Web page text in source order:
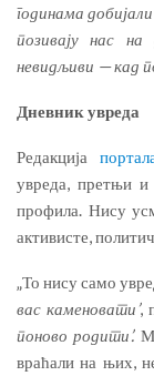
годинама
позивају нас на
невидљиви — кад
Дневник увреда
Редакција
увреда, претњи и
профила. Нису
активисте,
„То нису само
вас каменовати’,
поново родити’.
враћали на њих,